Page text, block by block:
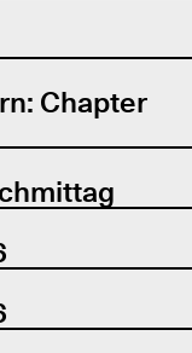
Chapter